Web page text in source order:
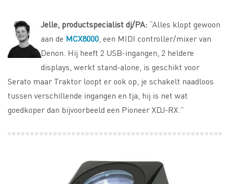
Jelle, productspecialist dj/PA: “Alles klopt gewoon
aan de MCX8000 , een MIDI controller/mixer van
Denon. Hij heeft 2 USB-ingangen, 2 heldere
displays, werkt stand-alone, is geschikt voor
Serato maar Traktor loopt er ook op, je schakelt naadloos
tussen verschillende ingangen en tja, hij is net wat
goedkoper dan bijvoorbeeld een Pioneer XDJ-RX.”